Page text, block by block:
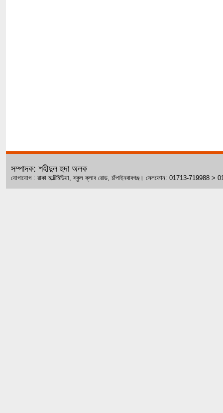
সম্পাদক: শহীদুল হুদা অলক
যোগাযোগ : রাকা মাল্টিমিডিয়া, স্কুল ক্লাব রোড, চাঁপাইনবাবগঞ্জ। সেলফোন: 01713-